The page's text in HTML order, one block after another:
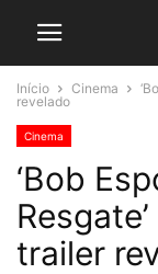
Início Cinema
revelado
Cinema
‘Bob
trailer